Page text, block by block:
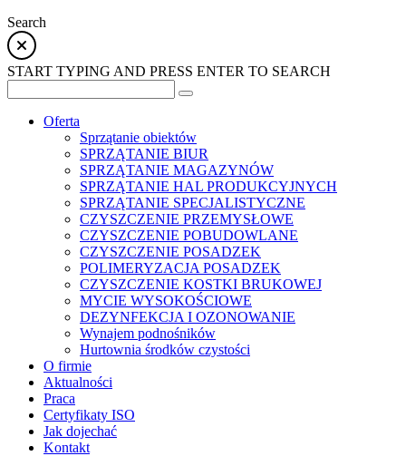
Search
START TYPING AND PRESS ENTER TO SEARCH
Oferta
Sprzątanie obiektów
SPRZĄTANIE BIUR
SPRZĄTANIE MAGAZYNÓW
SPRZĄTANIE HAL PRODUKCYJNYCH
SPRZĄTANIE SPECJALISTYCZNE
CZYSZCZENIE PRZEMYSŁOWE
CZYSZCZENIE POBUDOWLANE
CZYSZCZENIE POSADZEK
POLIMERYZACJA POSADZEK
CZYSZCZENIE KOSTKI BRUKOWEJ
MYCIE WYSOKOŚCIOWE
DEZYNFEKCJA I OZONOWANIE
Wynajem podnośników
Hurtownia środków czystości
O firmie
Aktualności
Praca
Certyfikaty ISO
Jak dojechać
Kontakt